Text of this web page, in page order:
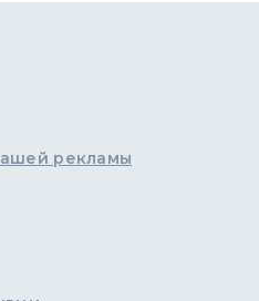
рекламы